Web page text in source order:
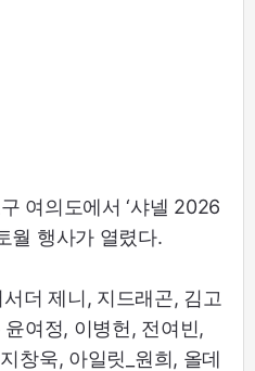
여의도에서 ‘샤넬 2026
월 행사가 열렸다.
더 제니, 지드래곤, 김고
여정, 이병헌, 전여빈,
창욱, 아일릿_원희, 올데